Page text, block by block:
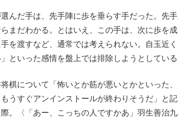
んだ手は、先手陣に歩を垂らす手だった。先
まだわかる。とはいえ、この手は、次に歩を
を渡すなど、通常では考えられない。自玉近
といった感情を盤上では排除しようとしている
棋について「怖いとか筋が悪いとかといった
うすぐアンインストールが終わりそうだ」と
。〈「あー、こっちの人ですかあ」羽生善治